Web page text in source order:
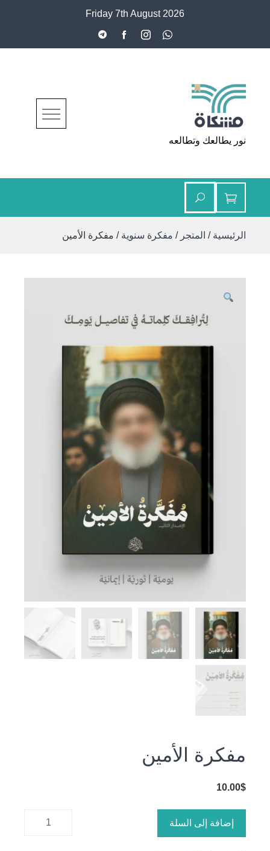
Friday 7th August 2026
مشكاة
نور يطالعك وتطالعه
الرئيسية / المتجر / مفكرة سنوية / مفكرة الأمين
مفكرة الأمين
10.00$
إضافة إلى السلة